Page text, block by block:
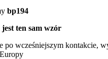
bp194
ten sam wzór
po wcześniejszym kontakcie,